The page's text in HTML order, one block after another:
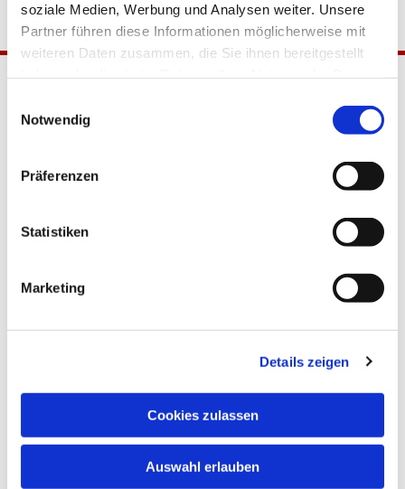
soziale Medien, Werbung und Analysen weiter. Unsere
Partner führen diese Informationen möglicherweise mit
weiteren Daten zusammen, die Sie ihnen bereitgestellt
Notwendig
Präferenzen
Statistiken
Marketing
Details zeigen
Cookies zulassen
Auswahl erlauben
Pfarrei Hl. Johannes XXIII.
Glaube
Bistumswallfahrt
Taufe, Kommunion & Trauung